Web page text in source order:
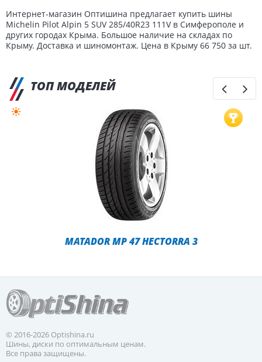
Интернет-магазин Оптишина предлагает купить шины
Michelin Pilot Alpin 5 SUV 285/40R23 111V в Симферополе и
других городах Крыма. Большое наличие на складах по
Крыму. Доставка и шиномонтаж. Цена в Крыму 66 750 за шт.
ТОП МОДЕЛЕЙ
MATADOR MP 47 HECTORRA 3
© 2016-2026 Optishina.ru
Шины, диски по оптимальным ценам.
Все права защищены.